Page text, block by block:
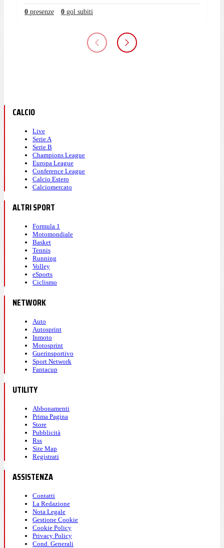
0 presenze 0 gol subiti
CALCIO
Live
Serie A
Serie B
Champions League
Europa League
Conference League
Calcio Estero
Calciomercato
ALTRI SPORT
Formula 1
Motomondiale
Basket
Tennis
Running
Volley
eSports
Ciclismo
NETWORK
Auto
Autosprint
Inmoto
Motosprint
Guerinsportivo
Sport Network
Fantacup
UTILITY
Abbonamenti
Prima Pagina
Store
Pubblicità
Rss
Site Map
Registrati
ASSISTENZA
Contatti
La Redazione
Nota Legale
Gestione Cookie
Cookie Policy
Privacy Policy
Cond. Generali